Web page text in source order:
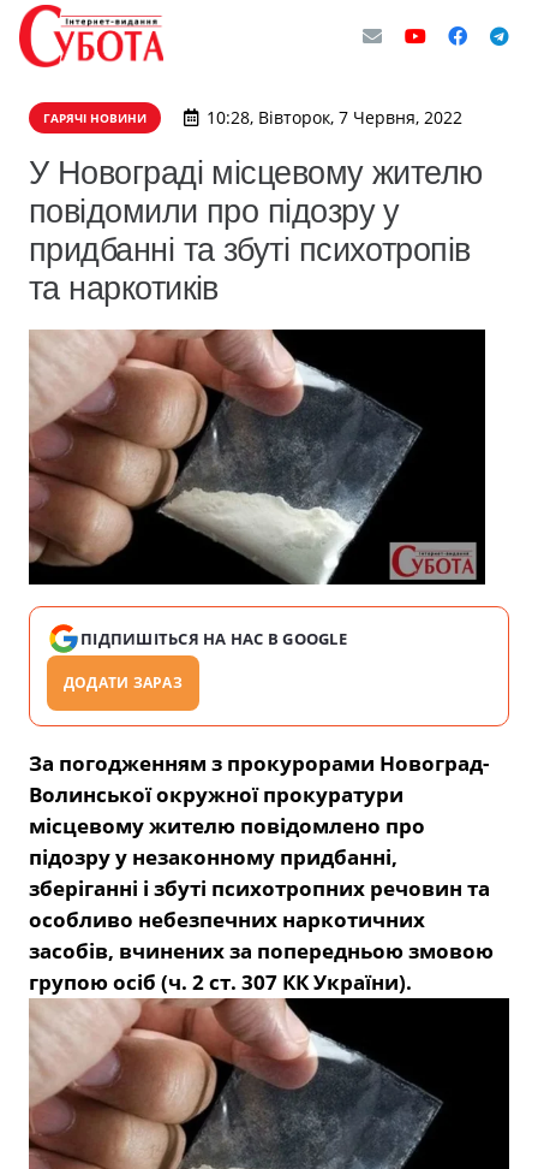
ГАРЯЧІ НОВИНИ 10:28, Вівторок, 7 Червня, 2022
У Новограді місцевому жителю
повідомили про підозру у
придбанні та збуті психотропів
та наркотиків
ПІДПИШІТЬСЯ НА НАС В GOOGLE
ДОДАТИ ЗАРАЗ
За погодженням з прокурорами Новоград-
Волинської окружної прокуратури
місцевому жителю повідомлено про
підозру у незаконному придбанні,
зберіганні і збуті психотропних речовин та
особливо небезпечних наркотичних
засобів, вчинених за попередньою змовою
групою осіб (ч. 2 ст. 307 КК України).